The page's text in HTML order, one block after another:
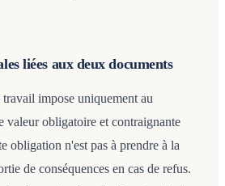
liées aux deux documents
impose uniquement au
valeur obligatoire et contraignante
obligation n'est pas à prendre à la
de conséquences en cas de refus.